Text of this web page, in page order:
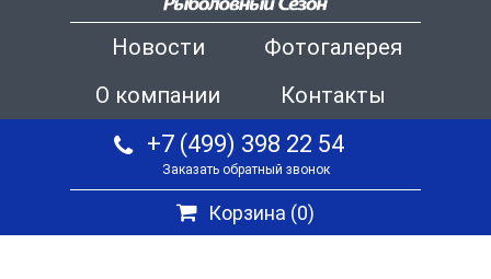
Новости
Фотогалерея
О компании
Контакты
+7 (499) 398 22 54
Заказать обратный звонок
Корзина (0)